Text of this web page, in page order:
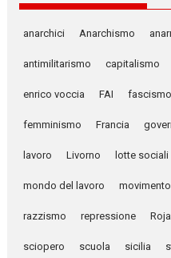
anarchici Anarchismo
antimilitarismo capitalismo
enrico voccia FAI fascismo
femminismo Francia
lavoro Livorno lotte sociali
mondo del lavoro
razzismo repressione
sciopero scuola sicilia